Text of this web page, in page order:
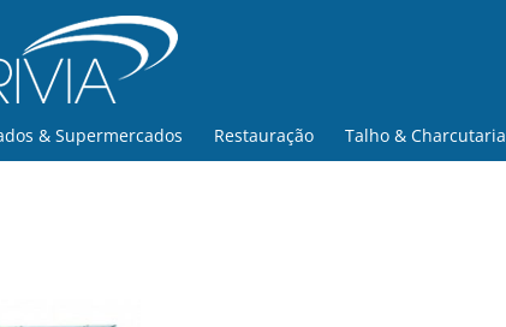
& Supermercados Restauração Talho & Charcutaria